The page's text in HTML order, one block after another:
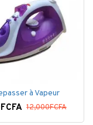
à Vapeur
12,000FCFA